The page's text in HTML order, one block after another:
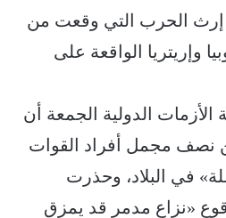
إرث الحرب التي وقعت من
بين إثيوبيا وإريتريا الواقعة على
الدولية الجمعة أن
نصف مجمل أفراد القوات
في البلاد، وحذرت
«نزاع مدمر قد يمزق